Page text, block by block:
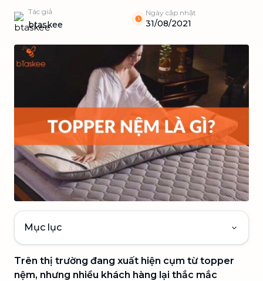
Tác giả
btaskee
Ngày cập nhật
31/08/2021
Mục lục
Trên thị trường đang xuất hiện cụm từ topper
nệm, nhưng nhiều khách hàng lại thắc mắc